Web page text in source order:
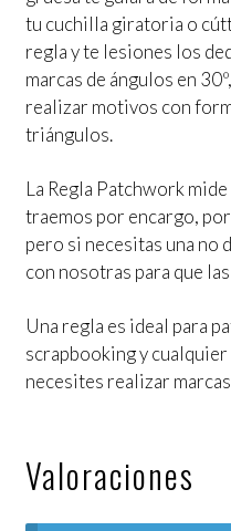
tu cuchilla giratoria o
regla y te lesiones los
marcas de ángulos en
realizar motivos con
triángulos.
La Regla Patchwork
traemos por encargo,
pero si necesitas una no
con nosotras para que
Una regla es ideal para
scrapbooking y cualquier
necesites realizar
Valoraciones